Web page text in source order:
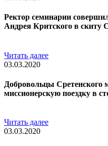
Ректор семинарии
Андрея Критского в скиту
Читать далее
03.03.2020
Добровольцы Сретенского
миссионерскую поездку в
Читать далее
03.03.2020